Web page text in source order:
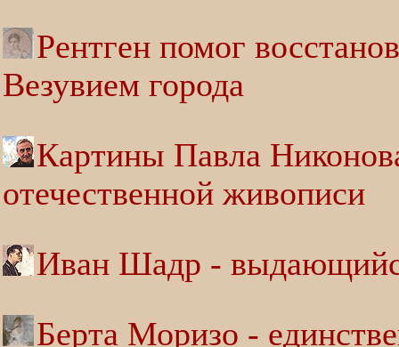
Рентген помог
Везувием города
Картины Павла
отечественной живописи
Иван Шадр -
Берта Моризо -